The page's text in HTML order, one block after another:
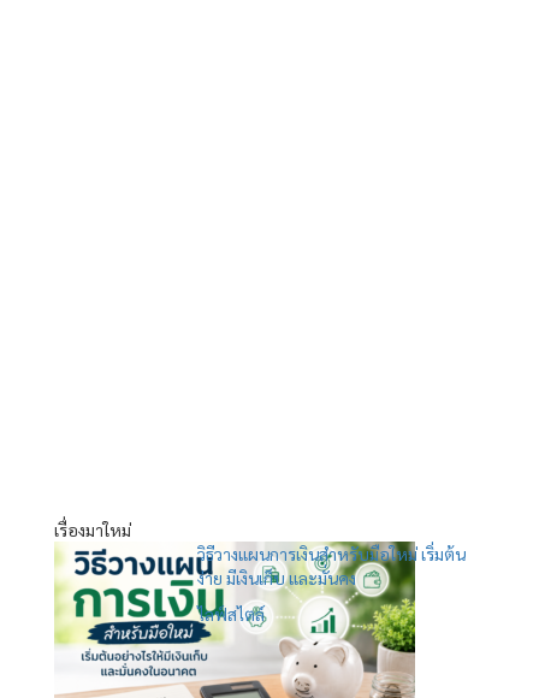
เรื่องมาใหม่
วิธีวางแผนการเงินสำหรับมือใหม่ เริ่มต้น
ง่าย มีเงินเก็บ และมั่นคง
ไลฟ์สไตล์